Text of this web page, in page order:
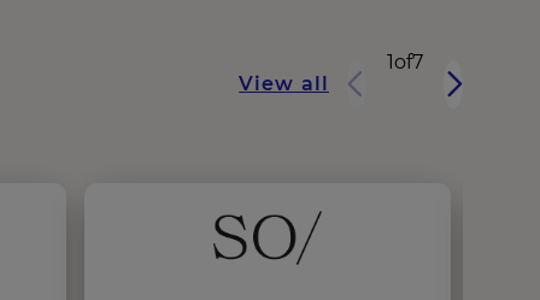
View all
1of7